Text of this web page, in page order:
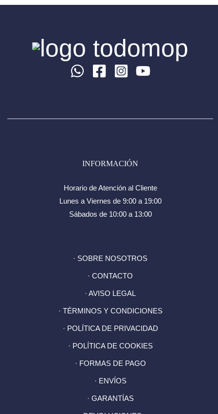
INFORMACIÓN
Horario de Atención al Cliente
Lunes a Viernes de 9:00 a 19:00
Sábados de 10:00 a 13:00
· SOBRE NOSOTROS
· CONTACTO
· AVISO LEGAL
· TÉRMINOS Y CONDICIONES
· POLÍTICA DE PRIVACIDAD
· POLÍTICA DE COOKIES
· FORMAS DE PAGO
· ENVÍOS
· GARANTÍAS